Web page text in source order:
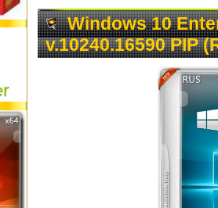
Windows 10
v.10240.16590 PIP